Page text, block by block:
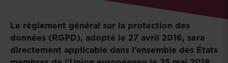
Le règlement général sur la protection des
données (RGPD), adopté le 27 avril 2016, sera
directement applicable dans l’ensemble des États